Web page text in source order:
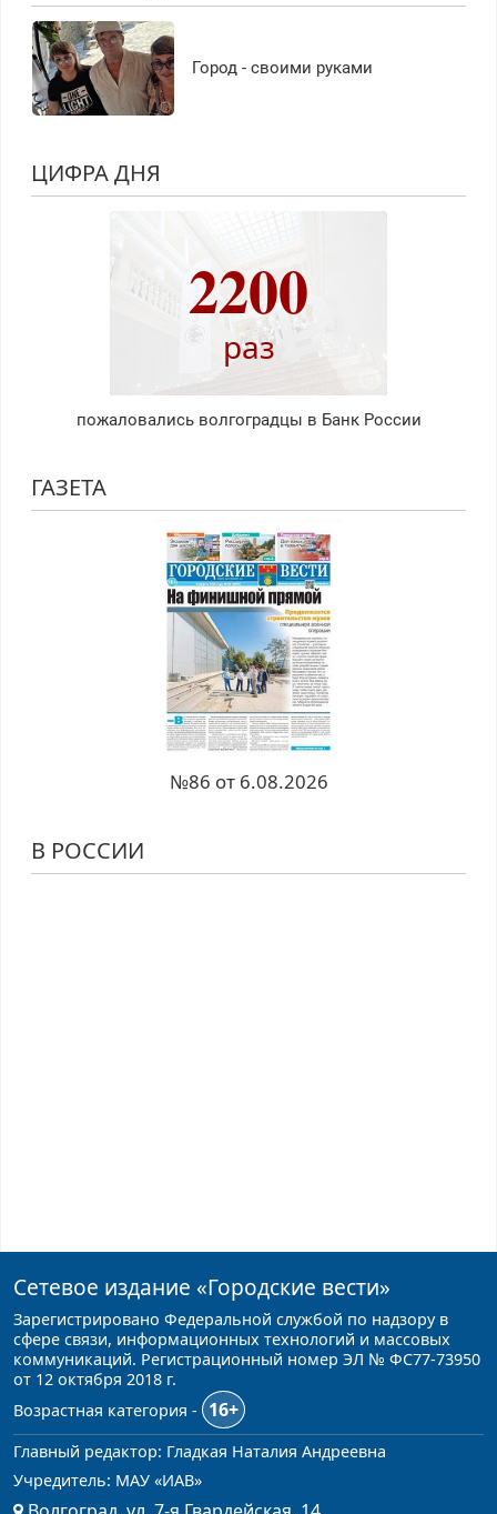
Город - своими руками
ЦИФРА ДНЯ
2200
раз
пожаловались волгоградцы в Банк России
ГАЗЕТА
№86 от 6.08.2026
В РОССИИ
Сетевое издание «Городские вести»
Зарегистрировано Федеральной службой по надзору в
сфере связи, информационных технологий и массовых
коммуникаций. Регистрационный номер ЭЛ № ФС77-73950
от 12 октября 2018 г.
Возрастная категория -
16+
Главный редактор: Гладкая Наталия Андреевна
Учредитель: МАУ «ИАВ»